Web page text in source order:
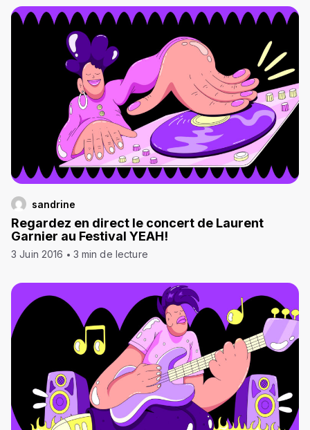
sandrine
Regardez en direct le concert de Laurent
Garnier au Festival YEAH!
3 Juin 2016 3 min de lecture